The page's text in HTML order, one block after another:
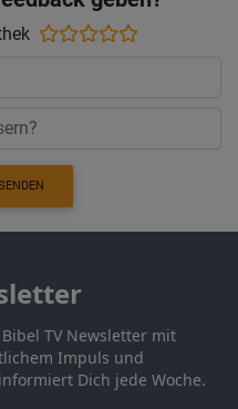
TV Newsletter mit
Impuls und
Dich jede Woche.